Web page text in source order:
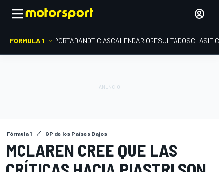
FÓRMULA 1 PORTADANOTICIASCALENDARIORESULTADOS
Fórmula 1 GP de los Países Bajos
MCLAREN CREE QUE LAS